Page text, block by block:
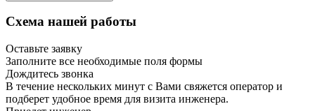
Схема нашей работы
Оставьте заявку
Заполните все необходимые поля формы
Дождитесь звонка
В течение нескольких минут с Вами свяжется оператор и
подберет удобное время для визита инженера.